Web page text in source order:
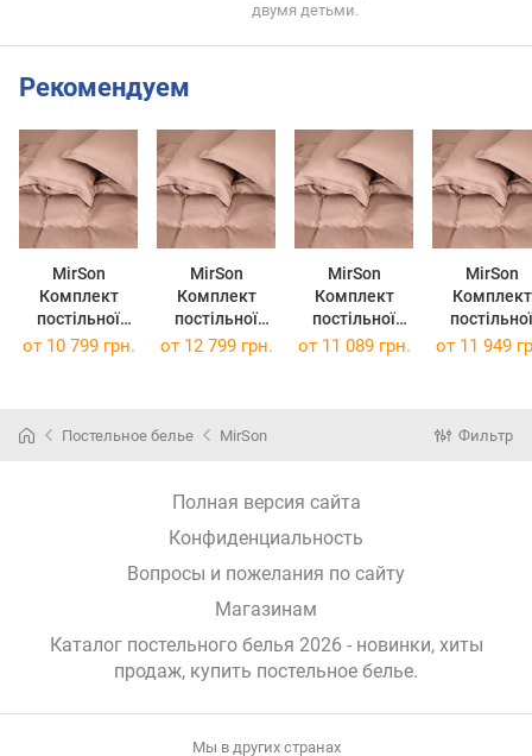
двумя детьми.
Рекомендуем
MirSon
Комплект
постільної
білизни Tencel
MirSon
Комплект
постільної
білизни Tencel
63)
MirSon
Комплект
постільної
білизни Tencel
MirSon
Комплект
постільної
білизни Tencel
56)
от 10 799 грн. от 12 799 грн. от 11 089 грн. от 11 949
Постельное белье MirSon Фильтр
Полная версия сайта
Конфиденциальность
Вопросы и пожелания по сайту
Магазинам
Каталог постельного белья 2026 - новинки, хиты
продаж, купить постельное белье.
Мы в других странах